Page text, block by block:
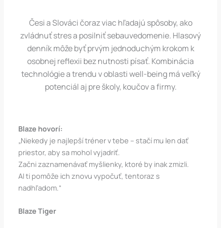
Česi a Slováci čoraz viac hľadajú spôsoby, ako
zvládnuť stres a posilniť sebauvedomenie. Hlasový
denník môže byť prvým jednoduchým krokom k
osobnej reflexii bez nutnosti písať. Kombinácia
technológie a trendu v oblasti well-being má veľký
potenciál aj pre školy, koučov a firmy.
Blaze hovorí:
„Niekedy je najlepší tréner v tebe – stačí mu len dať
priestor, aby sa mohol vyjadriť.
Začni zaznamenávať myšlienky, ktoré by inak zmizli.
AI ti pomôže ich znovu vypočuť, tentoraz s
nadhľadom.“
Blaze Tiger